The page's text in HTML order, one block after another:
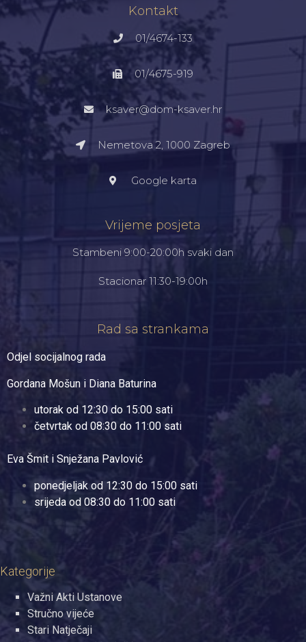
Kontakt
01/4674-133
01/4675-919
ksaver@dom-ksaver.hr
Nemetova 2, 1000 Zagreb​
Google karta
Vrijeme posjeta
Stambeni 9:00-20:00h svaki dan
Stacionar 11:30-19:00h
Rad sa strankama
Odjel socijalnog rada
Gordana Mošun i Diana Baturina
utorak od 12:30 do 15:00 sati
četvrtak od 08:30 do 11:00 sati
Eva Šmit i Snježana Pavlović
ponedjeljak od 12:30 do 15:00 sati
srijeda od 08:30 do 11:00 sati
Kategorije
Važni Akti Ustanove
Stručno vijeće
Stari Natječaji